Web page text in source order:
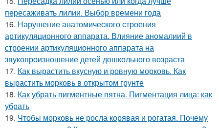
пересаживать лилии. Выбор времени года
16. Нарушение анатомического строения
артикуляционного аппарата. Влияние аномалиий в
строении артикуляционного аппарата на
звукопроизношение детей дошкольного возраста
17. Как вырастить вкусную и ровную морковь. Как
вырастить морковь в открытом грунте
18. Как убрать пигментные пятна. Пигментация лица: как
убрать
19. Чтобы морковь не росла корявая и рогатая. Почему